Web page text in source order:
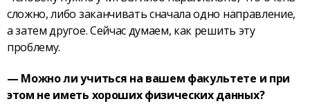
сложно, либо заканчивать сначала одно направление,
а затем другое. Сейчас думаем, как решить эту
проблему.
— Можно ли учиться на вашем факультете и при
этом не иметь хороших физических данных?